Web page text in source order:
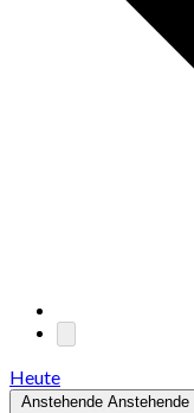
Heute
Anstehende Anstehende